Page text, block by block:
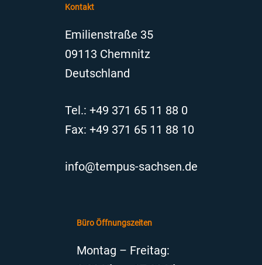
Kontakt
Emilienstraße 35
09113 Chemnitz
Deutschland
Tel.: +49 371 65 11 88 0
Fax: +49 371 65 11 88 10
info@tempus-sachsen.de
Büro Öffnungszeiten
Montag – Freitag: